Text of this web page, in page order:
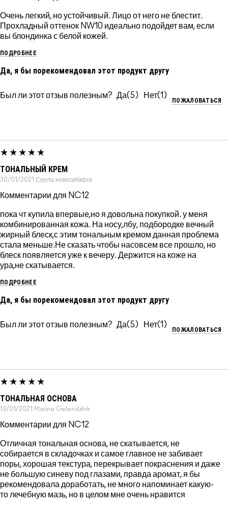
Очень легкий, но устойчивый. Лицо от него не блестит.
Прохладный оттенок NW10 идеально подойдет вам, если
вы блондинка с белой кожей.
ПОДРОБНЕЕ
Да, я бы порекомендовал этот продукт другу
Был ли этот отзыв полезным? 5 1
ПОЖАЛОВАТЬСЯ
ТОНАЛЬНЫЙ КРЕМ
30/01/2021 Сурла новосибирск
Комментарии для NC12
пока чт купила впервые,но я довольна покупкой. у меня
комбинированная кожа. На носу,лбу, подбородке вечный
жирный блеск,с этим тональным кремом данная проблема
стала меньше.Не сказать чтобы насовсем все прошло, но
блеск появляется уже к вечеру. Держится на коже на
ура,не скатывается.
ПОДРОБНЕЕ
Да, я бы порекомендовал этот продукт другу
Был ли этот отзыв полезным? 5 1
ПОЖАЛОВАТЬСЯ
ТОНАЛЬНАЯ ОСНОВА
13/01/2021 Marina Gelendzhik
Комментарии для NC12
Отличная тональная основа, не скатывается, не
собирается в складочках и самое главное не забивает
поры, хорошая текстура, перекрывает покраснения и даже
не большую синеву под глазами, правда аромат, я бы
рекомендовала доработать, не много напоминает какую-
то лечебную мазь, но в целом мне очень нравится